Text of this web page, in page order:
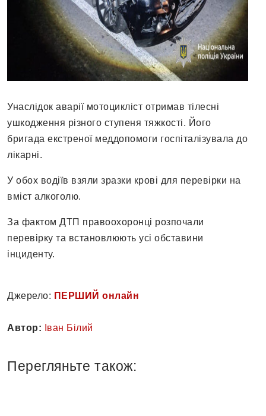
Унаслідок аварії мотоцикліст отримав тілесні
ушкодження різного ступеня тяжкості. Його
бригада екстреної меддопомоги госпіталізувала до
лікарні.
У обох водіїв взяли зразки крові для перевірки на
вміст алкоголю.
За фактом ДТП правоохоронці розпочали
перевірку та встановлюють усі обставини
інциденту.
Джерело: ПЕРШИЙ онлайн
Автор: Іван Білий
Перегляньте також: